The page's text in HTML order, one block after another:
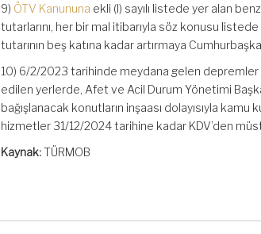
9) ÖTV Kanununa ekli (I) sayılı listede yer alan
tutarlarını, her bir mal itibarıyla söz konusu
tutarının beş katına kadar artırmaya
10) 6/2/2023 tarihinde meydana gelen
edilen yerlerde, Afet ve Acil Durum Yönetimi
bağışlanacak konutların inşaası dolayısıyla
hizmetler 31/12/2024 tarihine kadar KDV’den
Kaynak:TÜRMOB